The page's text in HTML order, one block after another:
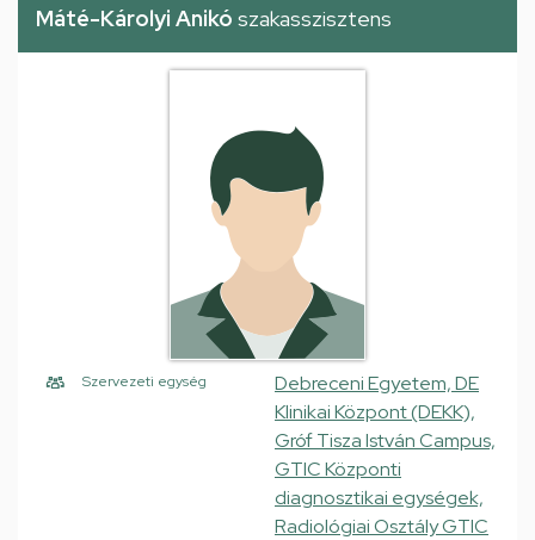
Máté-Károlyi Anikó szakasszisztens
Szervezeti egység
Debreceni Egyetem, DE
Klinikai Központ (DEKK),
Gróf Tisza István Campus,
GTIC Központi
diagnosztikai egységek,
Radiológiai Osztály GTIC